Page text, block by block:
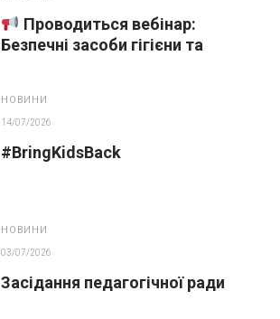
Проводиться вебінар:
Безпечні засоби гігієни та
НОВИНИ
14/07/2026
#BringKidsBack
НОВИНИ
03/07/2026
Засідання педагогічної ради